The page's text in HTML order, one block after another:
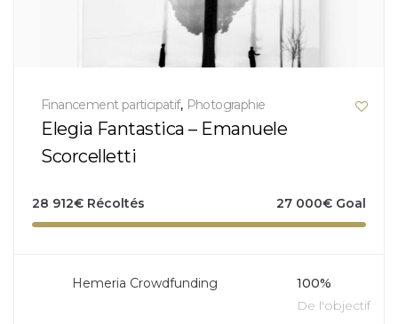
Financement participatif, Photographie
Elegia Fantastica – Emanuele
Scorcelletti
28 912€ Récoltés 27 000€ Goal
Hemeria Crowdfunding
100%
De l'objectif